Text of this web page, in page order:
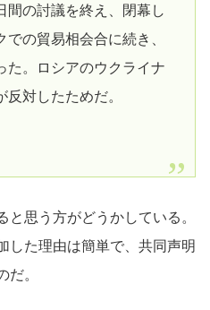
間の討議を終え、閉幕し
の貿易相会合に続き、
た。ロシアのウクライナ
対したためだ。
思う方がどうかしている。
した理由は簡単で、共同声明
だ。